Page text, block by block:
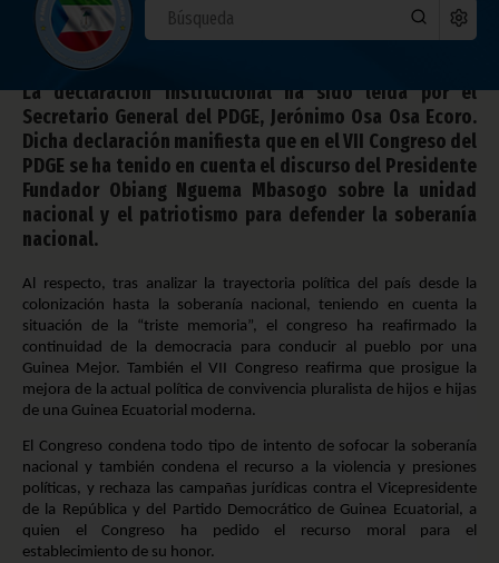
CongresoPDGE
La declaración institucional ha sido leída por el
Secretario General del PDGE, Jerónimo Osa Osa Ecoro.
Dicha declaración manifiesta que en el VII Congreso del
PDGE se ha tenido en cuenta el discurso del Presidente
Fundador Obiang Nguema Mbasogo sobre la unidad
nacional y el patriotismo para defender la soberanía
nacional.
Al respecto, tras analizar la trayectoria política del país desde la
colonización hasta la soberanía nacional, teniendo en cuenta la
situación de la “triste memoria”, el congreso ha reafirmado la
continuidad de la democracia para conducir al pueblo por una
Guinea Mejor. También el VII Congreso reafirma que prosigue la
mejora de la actual política de convivencia pluralista de hijos e hijas
de una Guinea Ecuatorial moderna.
El Congreso condena todo tipo de intento de sofocar la soberanía
nacional y también condena el recurso a la violencia y presiones
políticas, y rechaza las campañas jurídicas contra el Vicepresidente
de la República y del Partido Democrático de Guinea Ecuatorial, a
quien el Congreso ha pedido el recurso moral para el
establecimiento de su honor.